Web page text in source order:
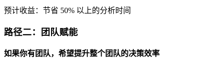
预计收益：节省 50% 以上的分析时间
路径二：团队赋能
如果你有团队，希望提升整个团队的决策效率